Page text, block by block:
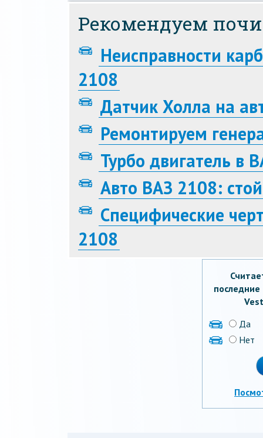
Рекомендуем
Неисправности
2108
Датчик Холла на
Ремонтируем
Турбо двигатель в
Авто ВАЗ 2108:
Специфические
2108
Да
Нет